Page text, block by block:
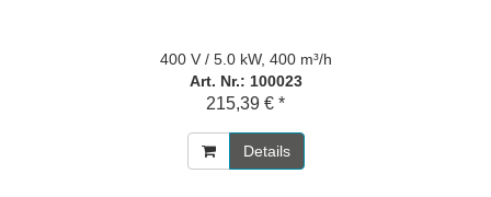
400 V / 5.0 kW, 400 m³/h
Art. Nr.: 100023
215,39 € *
Details